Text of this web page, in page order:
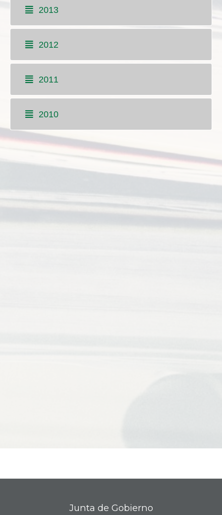
2013
2012
2011
2010
Junta de Gobierno